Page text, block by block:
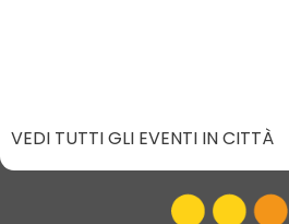
VEDI TUTTI GLI EVENTI IN CITTÀ